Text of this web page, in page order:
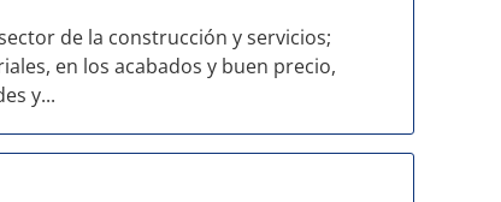
de la construcción y servicios;
en los acabados y buen precio,
y...